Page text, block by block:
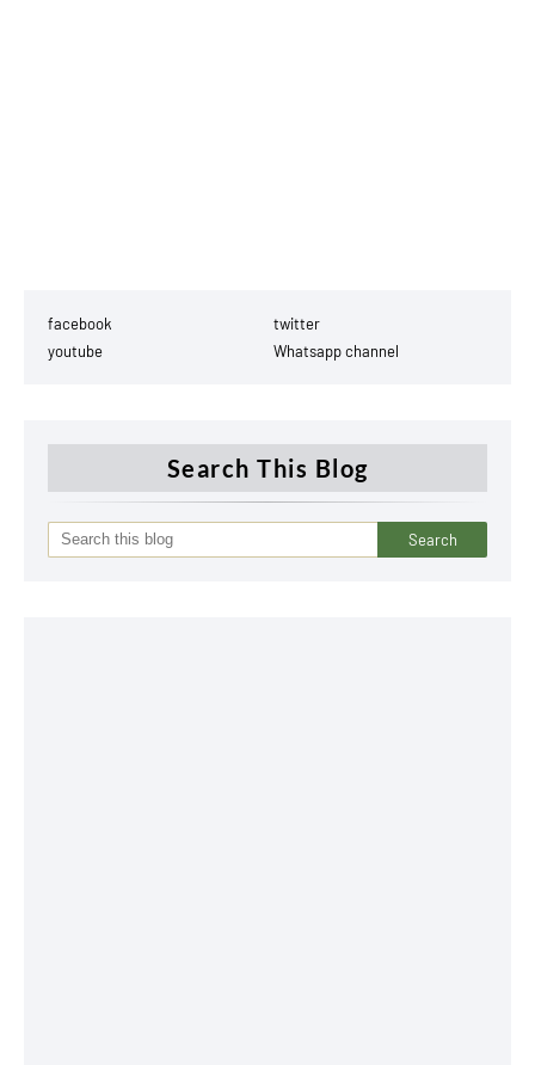
facebook
twitter
youtube
Whatsapp channel
Search This Blog